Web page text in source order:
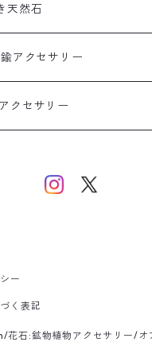
天然石
アクセサリー
クセサリー
ー
く表記
石:鉱物植物アクセサリー/オ